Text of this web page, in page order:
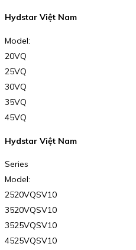
Hydstar Việt Nam
Model:
20VQ
25VQ
30VQ
35VQ
45VQ
Hydstar Việt Nam
Series
Model:
2520VQSV10
3520VQSV10
3525VQSV10
4525VQSV10